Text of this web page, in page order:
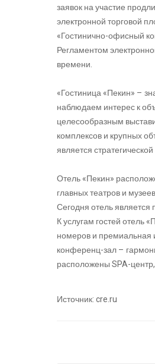
заявок на участие
электронной торговой
«Гостинично-офисный
Регламентом
времени.
«Гостиница «Пекин» –
наблюдаем интерес к
целесообразным
комплексов и крупных
является
Отель «Пекин»
главных театров и
Сегодня отель является
К услугам гостей
номеров и премиальная
конференц-зал –
расположены SPA-
Источник: cre.ru